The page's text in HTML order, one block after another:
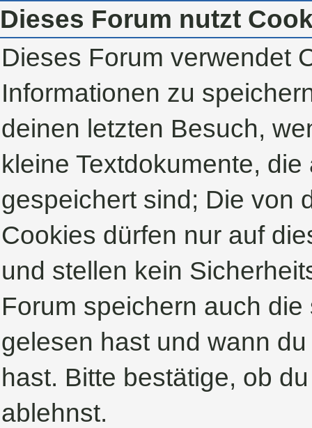
Dieses Forum nutzt
Dieses Forum verwendet
Informationen zu
deinen letzten Besuch,
kleine Textdokumente,
gespeichert sind; Die von
Cookies dürfen nur auf
und stellen kein
Forum speichern auch
gelesen hast und wann
hast. Bitte bestätige, ob
ablehnst.